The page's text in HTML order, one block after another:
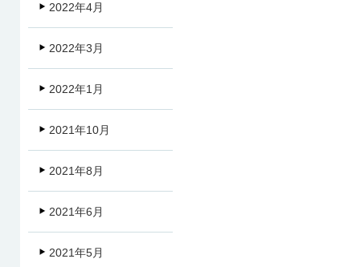
2022年4月
2022年3月
2022年1月
2021年10月
2021年8月
2021年6月
2021年5月